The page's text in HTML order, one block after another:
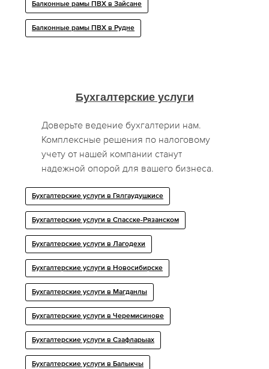
Балконные рамы ПВХ в Зайсане
Балконные рамы ПВХ в Рудне
Бухгалтерские услуги
Доверьте ведение бухгалтерии нам.
Комплексные решения по налоговому
учету от нашей компании станут
надежной опорой для вашего бизнеса.
Бухгалтерские услуги в Гялгаудушкисе
Бухгалтерские услуги в Спасске-Рязанском
Бухгалтерские услуги в Лагодехи
Бухгалтерские услуги в Новосибирске
Бухгалтерские услуги в Магданлы
Бухгалтерские услуги в Черемисинове
Бухгалтерские услуги в Сзафларыах
Бухгалтерские услуги в Балыкчы